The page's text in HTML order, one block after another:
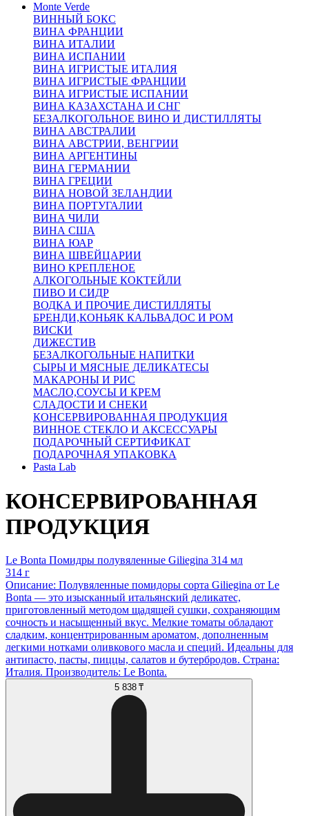
Monte Verde
ВИННЫЙ БОКС
ВИНА ФРАНЦИИ
ВИНА ИТАЛИИ
ВИНА ИСПАНИИ
ВИНА ИГРИСТЫЕ ИТАЛИЯ
ВИНА ИГРИСТЫЕ ФРАНЦИИ
ВИНА ИГРИСТЫЕ ИСПАНИИ
ВИНА КАЗАХСТАНА И СНГ
БЕЗАЛКОГОЛЬНОЕ ВИНО И ДИСТИЛЛЯТЫ
ВИНА АВСТРАЛИИ
ВИНА АВСТРИИ, ВЕНГРИИ
ВИНА АРГЕНТИНЫ
ВИНА ГЕРМАНИИ
ВИНА ГРЕЦИИ
ВИНА НОВОЙ ЗЕЛАНДИИ
ВИНА ПОРТУГАЛИИ
ВИНА ЧИЛИ
ВИНА США
ВИНА ЮАР
ВИНА ШВЕЙЦАРИИ
ВИНО КРЕПЛЕНОЕ
АЛКОГОЛЬНЫЕ КОКТЕЙЛИ
ПИВО И СИДР
ВОДКА И ПРОЧИЕ ДИСТИЛЛЯТЫ
БРЕНДИ,КОНЬЯК КАЛЬВАДОС И РОМ
ВИСКИ
ДИЖЕСТИВ
БЕЗАЛКОГОЛЬНЫЕ НАПИТКИ
СЫРЫ И МЯСНЫЕ ДЕЛИКАТЕСЫ
МАКАРОНЫ И РИС
МАСЛО,СОУСЫ И КРЕМ
СЛАДОСТИ И СНЕКИ
КОНСЕРВИРОВАННАЯ ПРОДУКЦИЯ
ВИННОЕ СТЕКЛО И АКСЕССУАРЫ
ПОДАРОЧНЫЙ СЕРТИФИКАТ
ПОДАРОЧНАЯ УПАКОВКА
Pasta Lab
КОНСЕРВИРОВАННАЯ
ПРОДУКЦИЯ
Le Bonta Помидры полувяленные Giliegina 314 мл
314 г
Описание: Полувяленные помидоры сорта Giliegina от Le
Bonta — это изысканный итальянский деликатес,
приготовленный методом щадящей сушки, сохраняющим
сочность и насыщенный вкус. Мелкие томаты обладают
сладким, концентрированным ароматом, дополненным
легкими нотками оливкового масла и специй. Идеальны для
антипасто, пасты, пиццы, салатов и бутербродов. Страна:
Италия. Производитель: Le Bonta.
5 838 ₸